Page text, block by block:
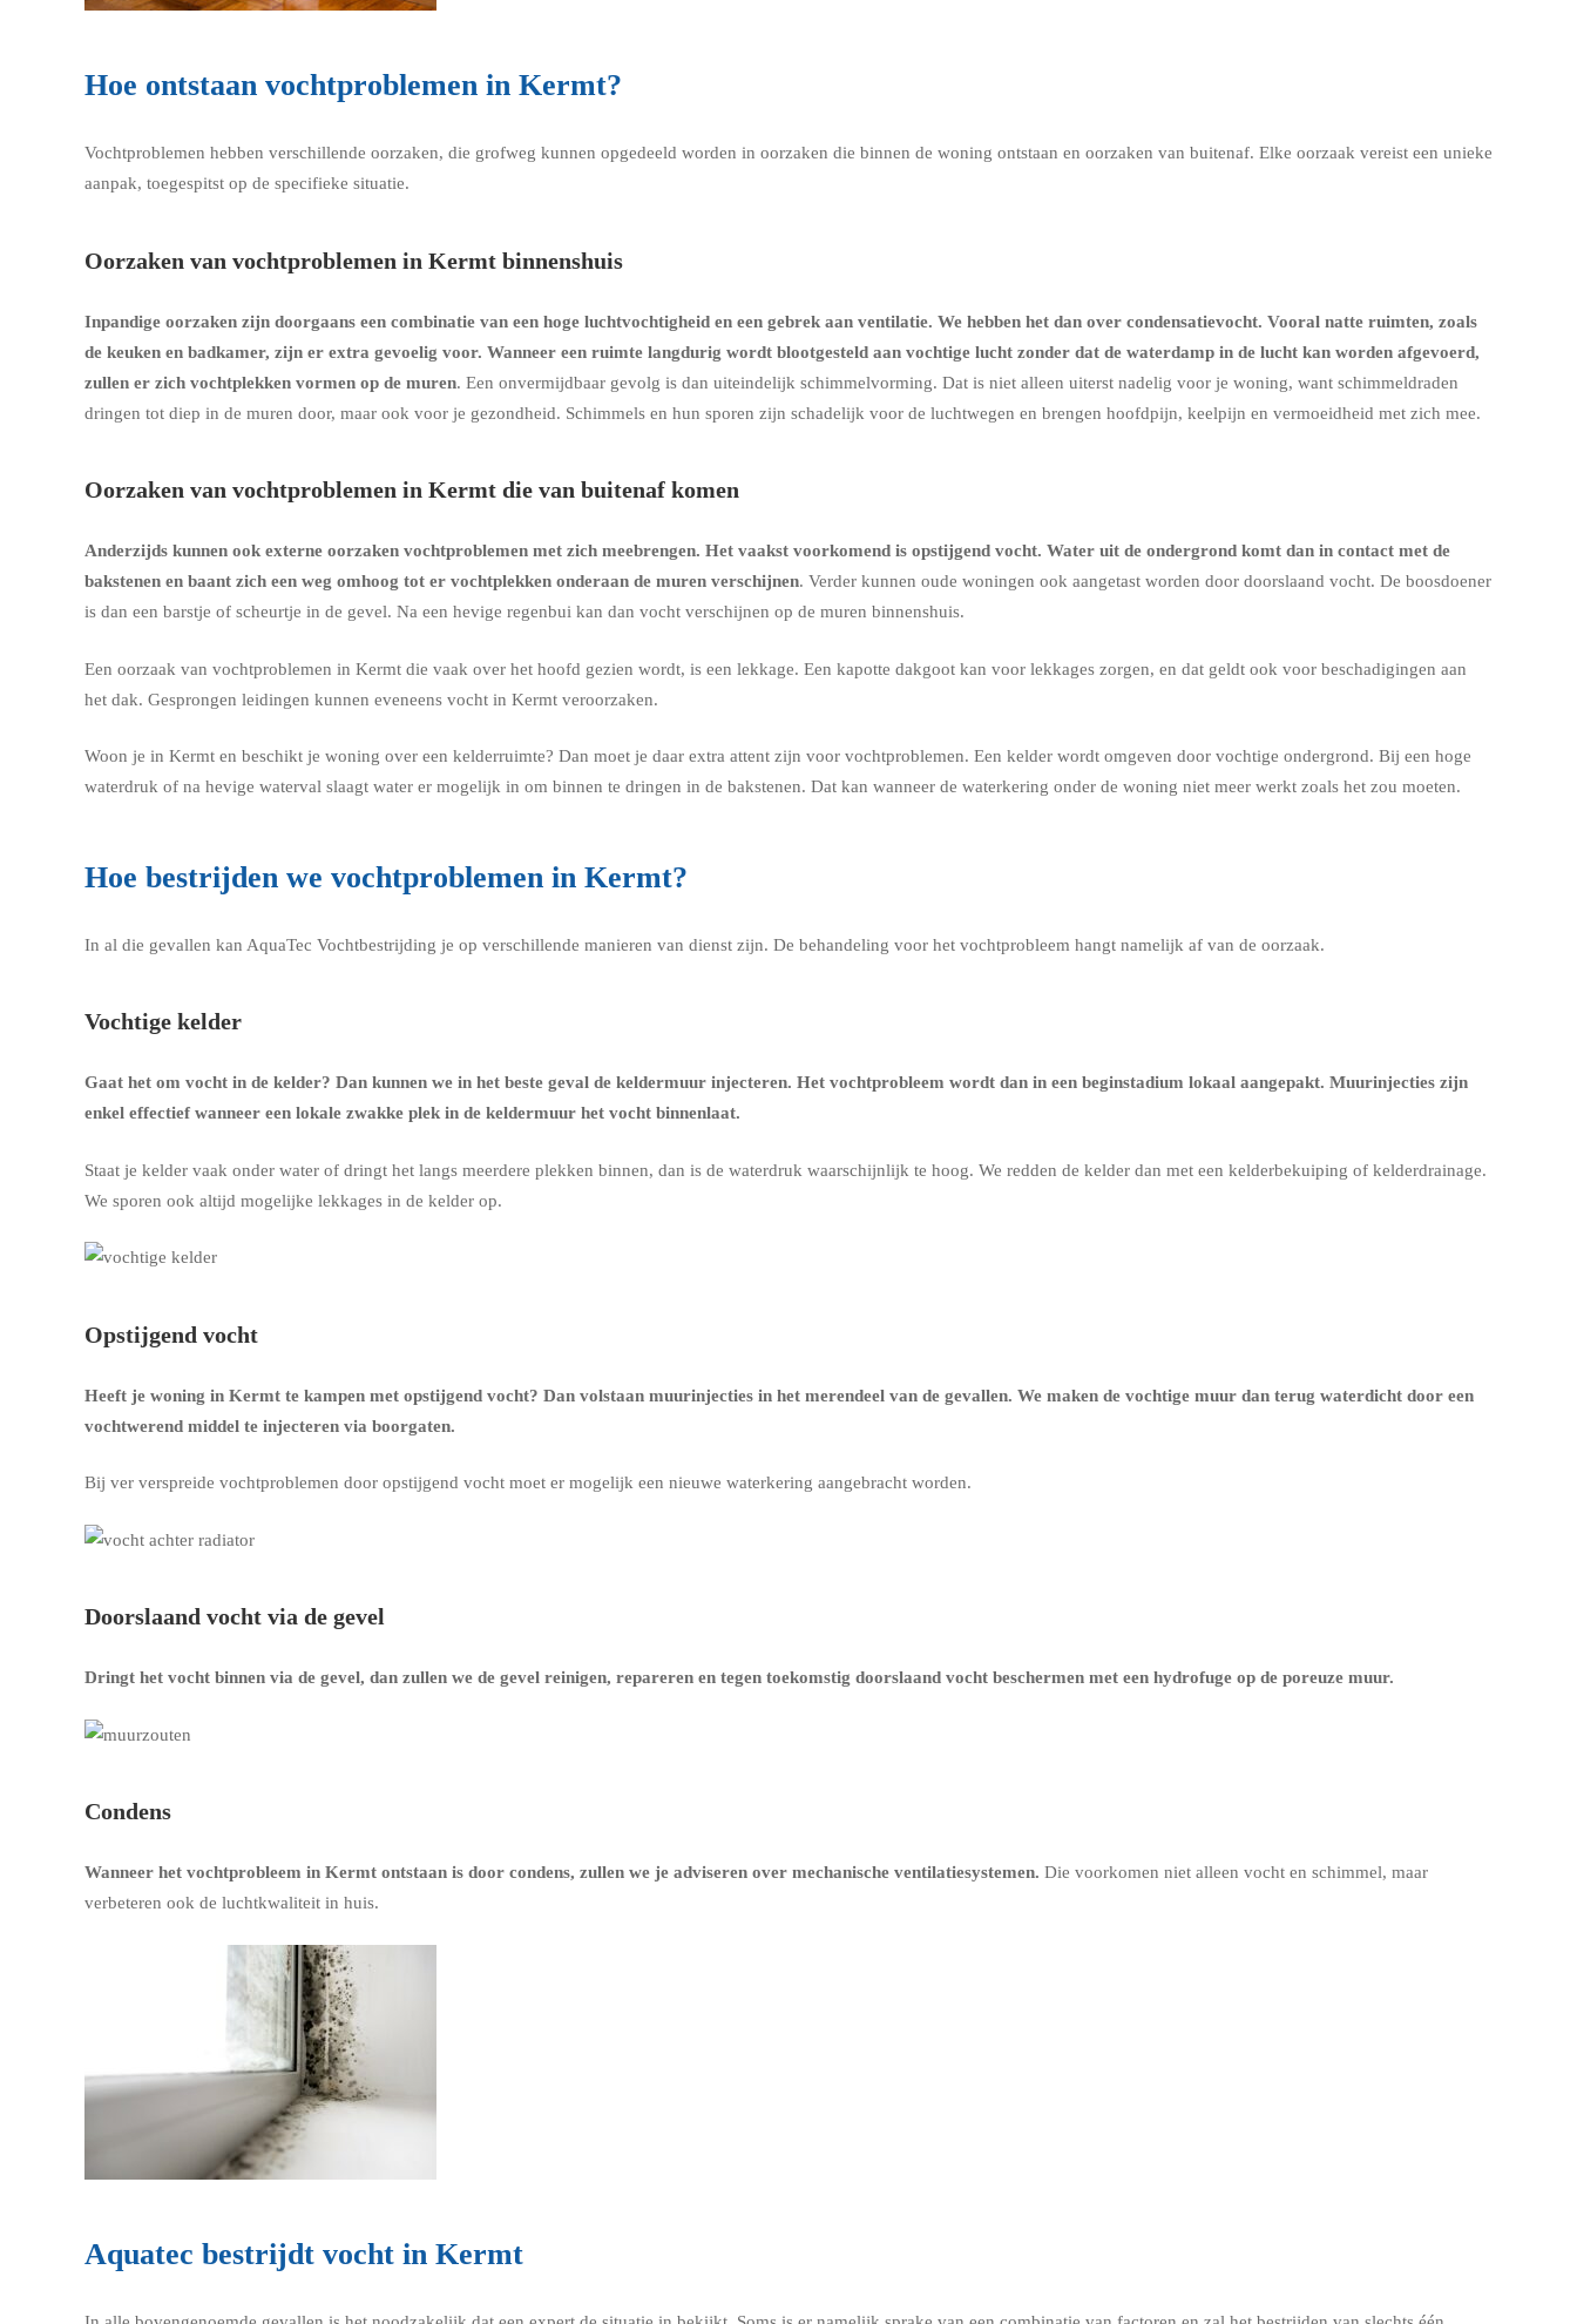
Hoe ontstaan vochtproblemen in Kermt?
Vochtproblemen hebben verschillende oorzaken, die grofweg kunnen opgedeeld worden in oorzaken die binnen de woning ontstaan en oorzaken van buitenaf. Elke oorzaak vereist een unieke
aanpak, toegespitst op de specifieke situatie.
Oorzaken van vochtproblemen in Kermt binnenshuis
Inpandige oorzaken zijn doorgaans een combinatie van een hoge luchtvochtigheid en een gebrek aan ventilatie. We hebben het dan over condensatievocht. Vooral natte ruimten, zoals
de keuken en badkamer, zijn er extra gevoelig voor. Wanneer een ruimte langdurig wordt blootgesteld aan vochtige lucht zonder dat de waterdamp in de lucht kan worden afgevoerd,
zullen er zich vochtplekken vormen op de muren. Een onvermijdbaar gevolg is dan uiteindelijk schimmelvorming. Dat is niet alleen uiterst nadelig voor je woning, want schimmeldraden
dringen tot diep in de muren door, maar ook voor je gezondheid. Schimmels en hun sporen zijn schadelijk voor de luchtwegen en brengen hoofdpijn, keelpijn en vermoeidheid met zich mee.
Oorzaken van vochtproblemen in Kermt die van buitenaf komen
Anderzijds kunnen ook externe oorzaken vochtproblemen met zich meebrengen. Het vaakst voorkomend is opstijgend vocht. Water uit de ondergrond komt dan in contact met de
bakstenen en baant zich een weg omhoog tot er vochtplekken onderaan de muren verschijnen. Verder kunnen oude woningen ook aangetast worden door doorslaand vocht. De boosdoener
is dan een barstje of scheurtje in de gevel. Na een hevige regenbui kan dan vocht verschijnen op de muren binnenshuis.
Een oorzaak van vochtproblemen in Kermt die vaak over het hoofd gezien wordt, is een lekkage. Een kapotte dakgoot kan voor lekkages zorgen, en dat geldt ook voor beschadigingen aan
het dak. Gesprongen leidingen kunnen eveneens vocht in Kermt veroorzaken.
Woon je in Kermt en beschikt je woning over een kelderruimte? Dan moet je daar extra attent zijn voor vochtproblemen. Een kelder wordt omgeven door vochtige ondergrond. Bij een hoge
waterdruk of na hevige waterval slaagt water er mogelijk in om binnen te dringen in de bakstenen. Dat kan wanneer de waterkering onder de woning niet meer werkt zoals het zou moeten.
Hoe bestrijden we vochtproblemen in Kermt?
In al die gevallen kan AquaTec Vochtbestrijding je op verschillende manieren van dienst zijn. De behandeling voor het vochtprobleem hangt namelijk af van de oorzaak.
Vochtige kelder
Gaat het om vocht in de kelder? Dan kunnen we in het beste geval de keldermuur injecteren. Het vochtprobleem wordt dan in een beginstadium lokaal aangepakt. Muurinjecties zijn
enkel effectief wanneer een lokale zwakke plek in de keldermuur het vocht binnenlaat.
Staat je kelder vaak onder water of dringt het langs meerdere plekken binnen, dan is de waterdruk waarschijnlijk te hoog. We redden de kelder dan met een kelderbekuiping of kelderdrainage.
We sporen ook altijd mogelijke lekkages in de kelder op.
Opstijgend vocht
Heeft je woning in Kermt te kampen met opstijgend vocht? Dan volstaan muurinjecties in het merendeel van de gevallen. We maken de vochtige muur dan terug waterdicht door een
vochtwerend middel te injecteren via boorgaten.
Bij ver verspreide vochtproblemen door opstijgend vocht moet er mogelijk een nieuwe waterkering aangebracht worden.
Doorslaand vocht via de gevel
Dringt het vocht binnen via de gevel, dan zullen we de gevel reinigen, repareren en tegen toekomstig doorslaand vocht beschermen met een hydrofuge op de poreuze muur.
Condens
Wanneer het vochtprobleem in Kermt ontstaan is door condens, zullen we je adviseren over mechanische ventilatiesystemen. Die voorkomen niet alleen vocht en schimmel, maar
verbeteren ook de luchtkwaliteit in huis.
Aquatec bestrijdt vocht in Kermt